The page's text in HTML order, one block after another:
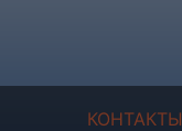
КОНТАКТЫ